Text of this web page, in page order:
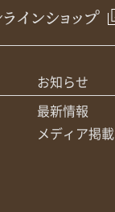
インショップ
お知らせ
最新情報
メディア掲載